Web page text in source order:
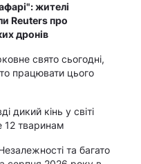
жителі
Reuters про
дронів
свято сьогодні,
працювати цього
дикий кінь у світі
12 тваринам
та багато